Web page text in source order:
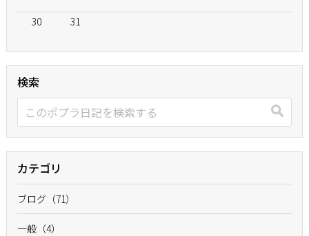
30 31
検索
カテゴリ
ブログ（71）
一般（4）